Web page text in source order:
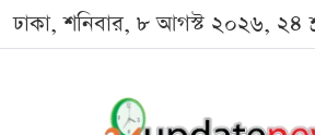
ঢাকা, শনিবার, ৮ আগস্ট ২০২৬, ২৪